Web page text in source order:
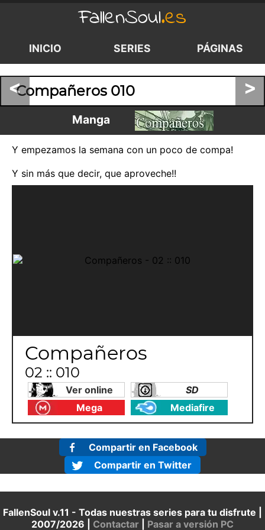
FallenSoul.es
INICIO SERIES PÁGINAS
< >
Compañeros 010
Manga
Y empezamos la semana con un poco de compa!
Y sin más que decir, que aproveche!!
Compañeros
02 :: 010
Ver online
SD
Mega
Mediafire
Compartir en Facebook
Compartir en Twitter
FallenSoul v.11 - Todas nuestras series para tu disfrute |
2007/2026 | Contactar Pasar a versión PC